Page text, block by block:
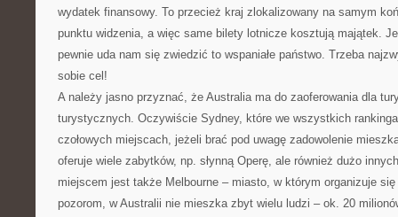
wydatek finansowy. To przecież kraj zlokalizowany na samym
punktu widzenia, a więc same bilety lotnicze kosztują majątek.
pewnie uda nam się zwiedzić to wspaniałe państwo. Trzeba
sobie cel!
A należy jasno przyznać, że Australia ma do zaoferowania dla
turystycznych. Oczywiście Sydney, które we wszystkich
czołowych miejscach, jeżeli brać pod uwagę zadowolenie
oferuje wiele zabytków, np. słynną Operę, ale również dużo
miejscem jest także Melbourne – miasto, w którym organizuje
pozorom, w Australii nie mieszka zbyt wielu ludzi – ok. 20